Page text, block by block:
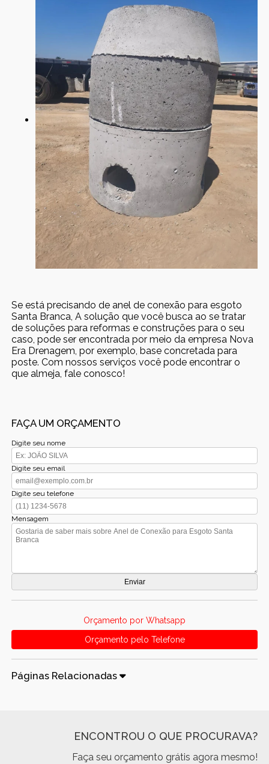
Se está precisando de anel de conexão para esgoto
Santa Branca, A solução que você busca ao se tratar
de soluções para reformas e construções para o seu
caso, pode ser encontrada por meio da empresa Nova
Era Drenagem, por exemplo, base concretada para
poste. Com nossos serviços você pode encontrar o
que almeja, fale conosco!
FAÇA UM ORÇAMENTO
Digite seu nome
Digite seu email
Digite seu telefone
Mensagem
Orçamento por Whatsapp
Orçamento pelo Telefone
Páginas Relacionadas
ENCONTROU O QUE PROCURAVA?
Faça seu orçamento grátis agora mesmo!